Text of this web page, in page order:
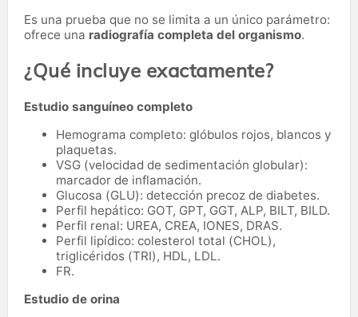
Es una prueba que no se limita a un único parámetro:
ofrece una radiografía completa del organismo.
¿Qué incluye exactamente?
Estudio sanguíneo completo
Hemograma completo: glóbulos rojos, blancos y
plaquetas.
VSG (velocidad de sedimentación globular):
marcador de inflamación.
Glucosa (GLU): detección precoz de diabetes.
Perfil hepático: GOT, GPT, GGT, ALP, BILT, BILD.
Perfil renal: UREA, CREA, IONES, DRAS.
Perfil lipídico: colesterol total (CHOL),
triglicéridos (TRI), HDL, LDL.
FR.
Estudio de orina